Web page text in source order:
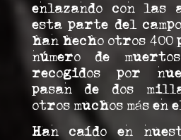
enlazando con las
esta parte del
han hecho otros
número de
recogidos por
pasan de dos
otros muchos más en
Han caído en